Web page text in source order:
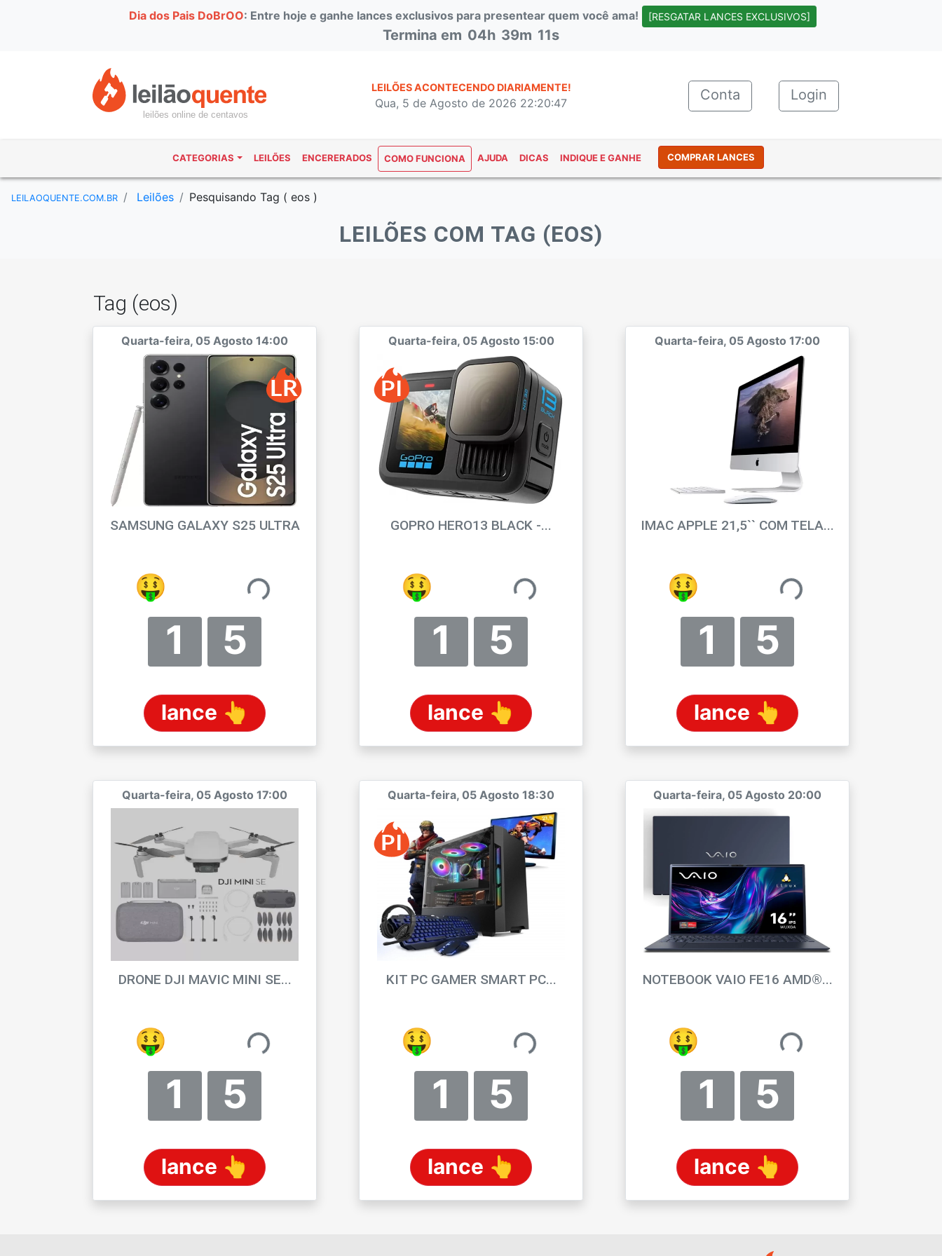
Dia dos Pais DoBrOO: Entre hoje e ganhe lances exclusivos para presentear quem você ama! [RESGATAR LANCES EXCLUSIVOS]
Termina em 04h 39m 10s
leilões online de centavos
LEILÕES ACONTECENDO DIARIAMENTE!
Qua, 5 de Agosto de 2026 22:20:48
Conta (current)Login
CATEGORIAS LEILÕES ENCERERADOS COMO FUNCIONA AJUDA DICAS INDIQUE E GANHE COMPRAR LANCES
LEILAOQUENTE.COM.BR Leilões Pesquisando Tag ( eos )
LEILÕES COM TAG (EOS)
Tag (eos)
Quarta-feira, 05 Agosto 14:00
SAMSUNG GALAXY S25 ULTRA
🤨 R$ 20,19
0 8
lance 👆
Quarta-feira, 05 Agosto 15:00
GOPRO HERO13 BLACK -...
🤨 R$ 16,63
1 5
lance 👆
Quarta-feira, 05 Agosto 17:00
IMAC APPLE 21,5`` COM TELA...
🤨 R$ 9,02
1 5
lance 👆
Quarta-feira, 05 Agosto 17:00
DRONE DJI MAVIC MINI SE...
🤨 R$ 9,59
1 5
lance 👆
Quarta-feira, 05 Agosto 18:30
KIT PC GAMER SMART PC...
🤨 R$ 3,62
1 5
lance 👆
Quarta-feira, 05 Agosto 20:00
NOTEBOOK VAIO FE16 AMD®...
😏 R$ 0,65
1 5
lance 👆